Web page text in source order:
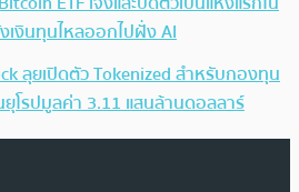
เงินทุนไหลออกไปฝั่ง AI
ลุยเปิดตัว Tokenized สำหรับกองทุน
ยุโรปมูลค่า 3.11 แสนล้านดอลลาร์